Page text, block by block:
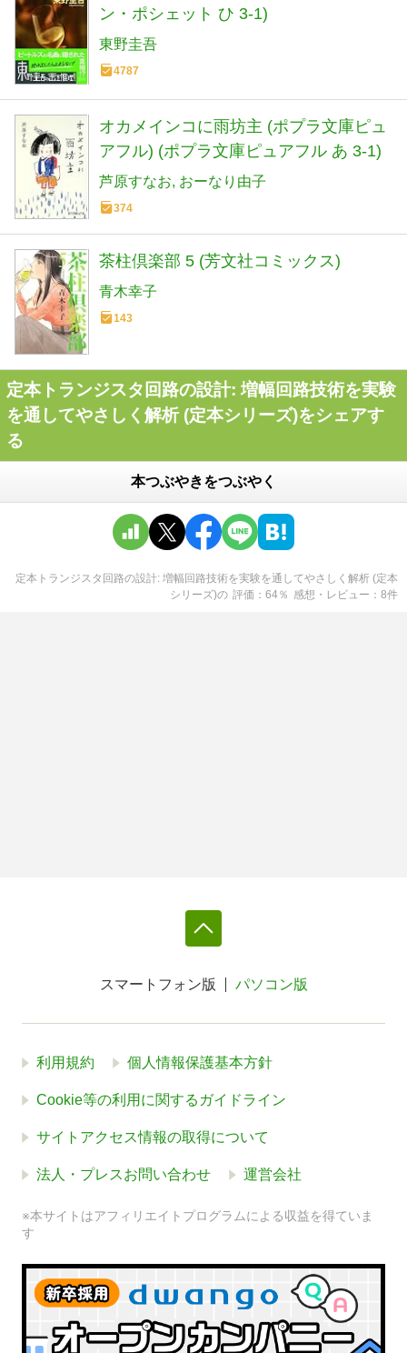
ン・ポシェット ひ 3-1)
東野圭吾
4787
オカメインコに雨坊主 (ポプラ文庫ピュ
アフル) (ポプラ文庫ピュアフル あ 3-1)
芦原すなお おーなり由子
374
茶柱倶楽部 5 (芳文社コミックス)
青木幸子
143
定本トランジスタ回路の設計: 増幅回路技術を実験
を通してやさしく解析 (定本シリーズ)をシェアす
る
本つぶやきをつぶやく
定本トランジスタ回路の設計: 増幅回路技術を実験を通してやさしく解析 (定本
シリーズ)の 評価 64％ 感想・レビュー 8件
スマートフォン版 パソコン版
利用規約 個人情報保護基本方針
Cookie等の利用に関するガイドライン
サイトアクセス情報の取得について
法人・プレスお問い合わせ 運営会社
※本サイトはアフィリエイトプログラムによる収益を得ていま
す